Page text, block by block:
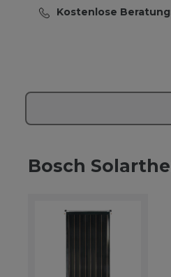
Kostenlose
Bosch